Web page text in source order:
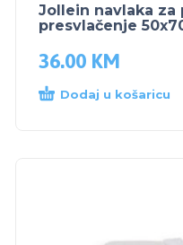
Jollein navlaka za
presvlačenje
36.00 KM
Dodaj u košaricu